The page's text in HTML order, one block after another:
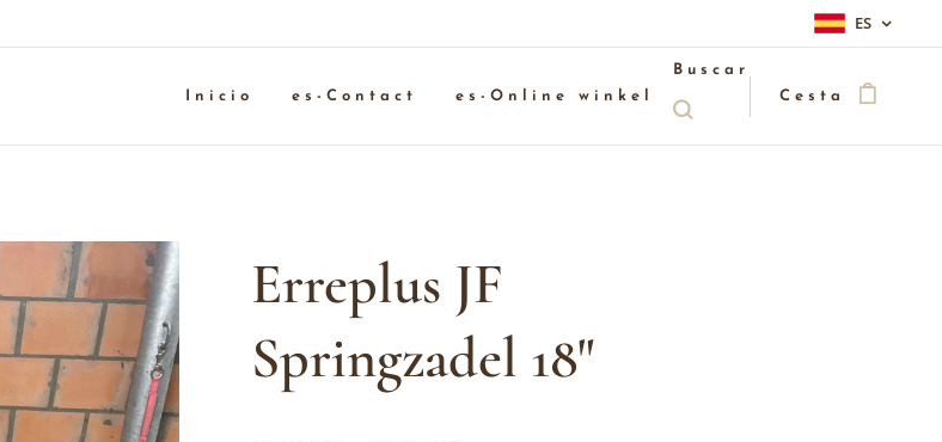
ES
Inicio es-Contact es-Online winkel
Buscar
Cesta
Erreplus JF
Springzadel 18"